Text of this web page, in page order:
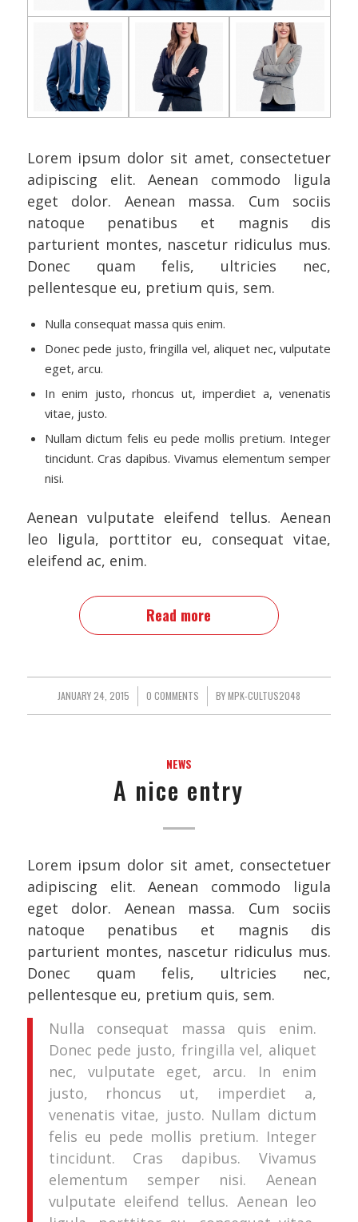
Lorem ipsum dolor sit amet, consectetuer
adipiscing elit. Aenean commodo ligula
eget dolor. Aenean massa. Cum sociis
natoque penatibus et magnis dis
parturient montes, nascetur ridiculus mus.
Donec quam felis, ultricies nec,
pellentesque eu, pretium quis, sem.
Nulla consequat massa quis enim.
Donec pede justo, fringilla vel, aliquet nec, vulputate
eget, arcu.
In enim justo, rhoncus ut, imperdiet a, venenatis
vitae, justo.
Nullam dictum felis eu pede mollis pretium. Integer
tincidunt. Cras dapibus. Vivamus elementum semper
nisi.
Aenean vulputate eleifend tellus. Aenean
leo ligula, porttitor eu, consequat vitae,
eleifend ac, enim.
Read more
JANUARY 24, 2015
/ 0 COMMENTS
/ BYMPK-CULTUS2048
NEWS
A nice entry
Lorem ipsum dolor sit amet, consectetuer
adipiscing elit. Aenean commodo ligula
eget dolor. Aenean massa. Cum sociis
natoque penatibus et magnis dis
parturient montes, nascetur ridiculus mus.
Donec quam felis, ultricies nec,
pellentesque eu, pretium quis, sem.
Nulla consequat massa quis enim.
Donec pede justo, fringilla vel, aliquet
nec, vulputate eget, arcu. In enim
justo, rhoncus ut, imperdiet a,
venenatis vitae, justo. Nullam dictum
felis eu pede mollis pretium. Integer
tincidunt. Cras dapibus. Vivamus
elementum semper nisi. Aenean
vulputate eleifend tellus. Aenean leo